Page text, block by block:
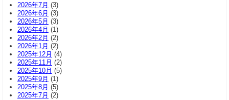
2026年7月 (3)
2026年6月 (3)
2026年5月 (3)
2026年4月 (1)
2026年2月 (2)
2026年1月 (2)
2025年12月 (4)
2025年11月 (2)
2025年10月 (5)
2025年9月 (1)
2025年8月 (5)
2025年7月 (2)